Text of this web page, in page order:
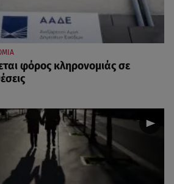
φόρος κληρονομιάς σε